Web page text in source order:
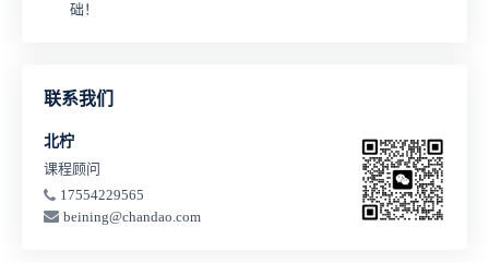
础！
联系我们
北柠
课程顾问
17554229565
beining@chandao.com